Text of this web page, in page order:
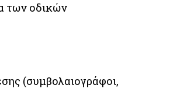
των οδικών
(συμβολαιογράφοι,